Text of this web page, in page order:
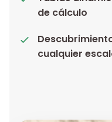
de cálculo
cualquier